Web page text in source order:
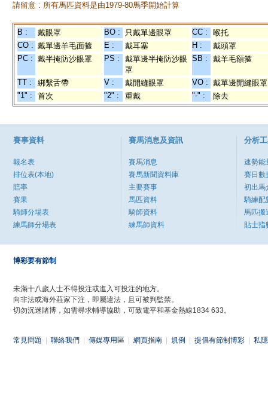
請留意 : 所有馬匹資料是由1979-80馬季開始計算
B : 戴眼罩 BO : 只戴單邊眼罩 CC :
喉托
CO : 戴單邊羊毛面箍 E : 戴耳塞 H :
戴頭罩
PC : 戴半掩防沙眼罩 PS :
戴單邊半掩防沙眼
罩
SB : 戴羊毛額箍
TT : 綁繫舌帶 V : 戴開縫眼罩 VO : 戴單邊開縫眼罩
"1" :
首次 "2" : 重戴 "-" : 除去
賽事資料
報名表
排位表(本地)
賠率
賽果
騎師分場表
練馬師分場表
賽馬消息及資訊
賽馬消息
賽馬新聞資料庫
主要賽事
馬匹資料
騎師資料
練馬師資料
分析
速勢能
賽日數
初出馬
騎練配
馬匹搬
貼士指
博彩要有節制
未滿十八歲人士不得投注或進入可投注的地方。
向非法或海外莊家下注，即屬違法，且可被判監禁。
切勿沉迷賭博，如需尋求輔導協助，可致電平和基金熱線1834 633。
常見問題 聯絡我們 傳媒專用區 網頁指南 規例 提倡有節制博彩 私